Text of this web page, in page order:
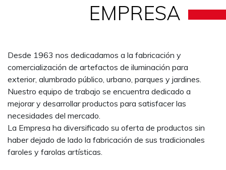
EMPRESA
Desde 1963 nos dedicadamos a la fabricación y
comercialización de artefactos de iluminación para
exterior, alumbrado público, urbano, parques y jardines.
Nuestro equipo de trabajo se encuentra dedicado a
mejorar y desarrollar productos para satisfacer las
necesidades del mercado.
La Empresa ha diversificado su oferta de productos sin
haber dejado de lado la fabricación de sus tradicionales
faroles y farolas artísticas.